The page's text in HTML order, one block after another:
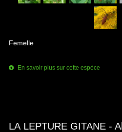
Femelle
En savoir plus sur cette espèce
LA LEPTURE GITANE -